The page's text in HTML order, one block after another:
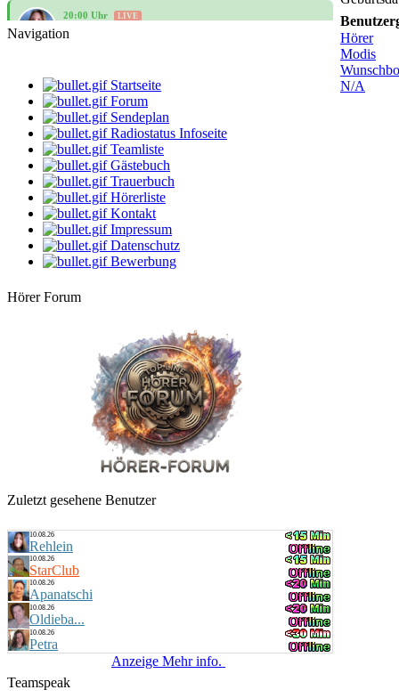
Rehlein
Fundgrube
12:00 Uhr
Mario
Der Mittag mit dem Schmiddi
14:00 Uhr
-Geli-
Bunt gewürfelt
16:00 Uhr
Apanatschi
Kaffeezeit
Oldiebaumie
LIVE
Navigation
Startseite
Forum
Sendeplan
Radiostatus Infoseite
Teamliste
Gästebuch
Trauerbuch
Hörerliste
Kontakt
Impressum
Datenschutz
Bewerbung
Hörer Forum
Zuletzt gesehene Benutzer
10.08.26
Rehlein
10.08.26
StarClub
10.08.26
Apanatschi
10.08.26
Oldieba...
10.08.26
Petra
Anzeige Mehr info.
Teamspeak
Hörer
Modis
N/A